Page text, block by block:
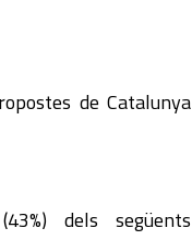
de Catalunya
dels següents